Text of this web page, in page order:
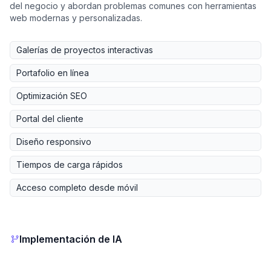
del negocio y abordan problemas comunes con herramientas
web modernas y personalizadas.
Galerías de proyectos interactivas
Portafolio en línea
Optimización SEO
Portal del cliente
Diseño responsivo
Tiempos de carga rápidos
Acceso completo desde móvil
Implementación de IA